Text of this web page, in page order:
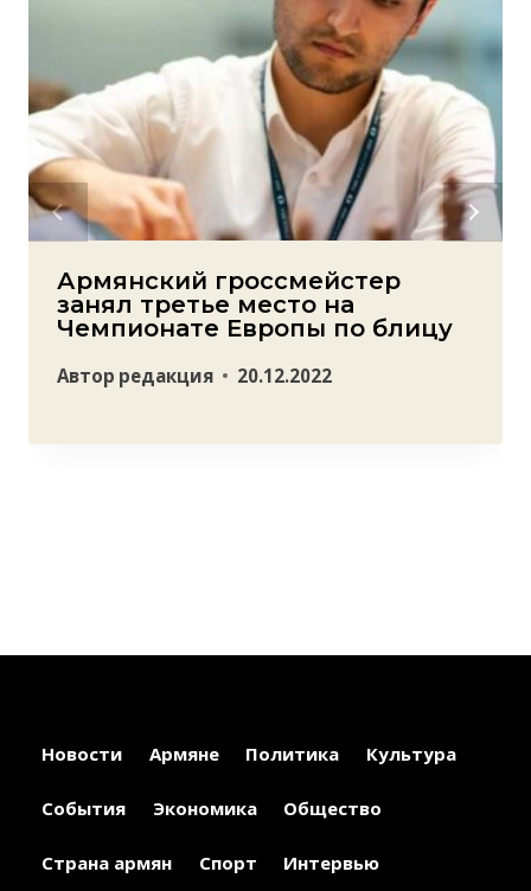
Армянский гроссмейстер
занял третье место на
Чемпионате Европы по блицу
Автор редакция 20.12.2022
Новости Армяне Политика Культура
События Экономика Общество
Страна армян Спорт Интервью